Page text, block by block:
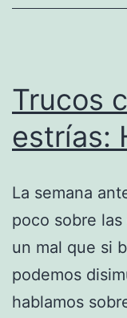
Trucos
estrías:
La semana
poco sobre
un mal que si
podemos
hablamos